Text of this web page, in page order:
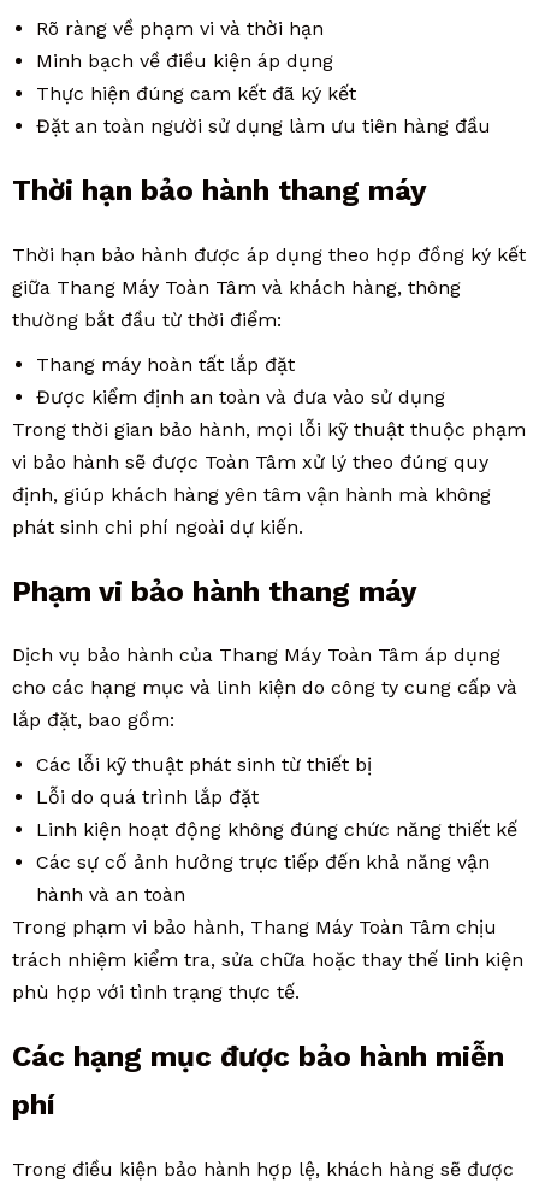
Rõ ràng về phạm vi và thời hạn
Minh bạch về điều kiện áp dụng
Thực hiện đúng cam kết đã ký kết
Đặt an toàn người sử dụng làm ưu tiên hàng đầu
Thời hạn bảo hành thang máy
Thời hạn bảo hành được áp dụng theo hợp đồng ký kết
giữa Thang Máy Toàn Tâm và khách hàng, thông
thường bắt đầu từ thời điểm:
Thang máy hoàn tất lắp đặt
Được kiểm định an toàn và đưa vào sử dụng
Trong thời gian bảo hành, mọi lỗi kỹ thuật thuộc phạm
vi bảo hành sẽ được Toàn Tâm xử lý theo đúng quy
định, giúp khách hàng yên tâm vận hành mà không
phát sinh chi phí ngoài dự kiến.
Phạm vi bảo hành thang máy
Dịch vụ bảo hành của Thang Máy Toàn Tâm áp dụng
cho các hạng mục và linh kiện do công ty cung cấp và
lắp đặt, bao gồm:
Các lỗi kỹ thuật phát sinh từ thiết bị
Lỗi do quá trình lắp đặt
Linh kiện hoạt động không đúng chức năng thiết kế
Các sự cố ảnh hưởng trực tiếp đến khả năng vận
hành và an toàn
Trong phạm vi bảo hành, Thang Máy Toàn Tâm chịu
trách nhiệm kiểm tra, sửa chữa hoặc thay thế linh kiện
phù hợp với tình trạng thực tế.
Các hạng mục được bảo hành miễn
phí
Trong điều kiện bảo hành hợp lệ, khách hàng sẽ được